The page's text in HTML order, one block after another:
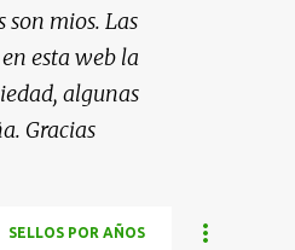
son mios. Las
esta web la
algunas
Gracias
SELLOS POR AÑOS